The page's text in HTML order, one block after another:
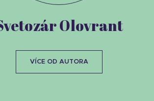
Olovrant
VÍCE OD AUTORA